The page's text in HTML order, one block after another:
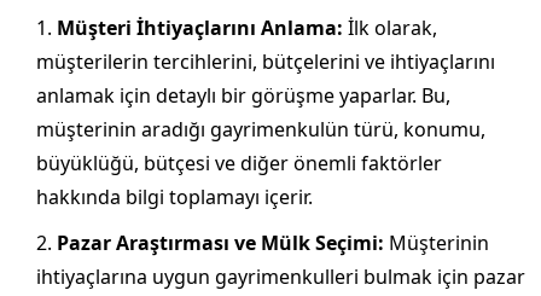
Müşteri İhtiyaçlarını Anlama: İlk olarak,
müşterilerin tercihlerini, bütçelerini ve ihtiyaçlarını
anlamak için detaylı bir görüşme yaparlar. Bu,
müşterinin aradığı gayrimenkulün türü, konumu,
büyüklüğü, bütçesi ve diğer önemli faktörler
hakkında bilgi toplamayı içerir.
Pazar Araştırması ve Mülk Seçimi: Müşterinin
ihtiyaçlarına uygun gayrimenkulleri bulmak için pazar